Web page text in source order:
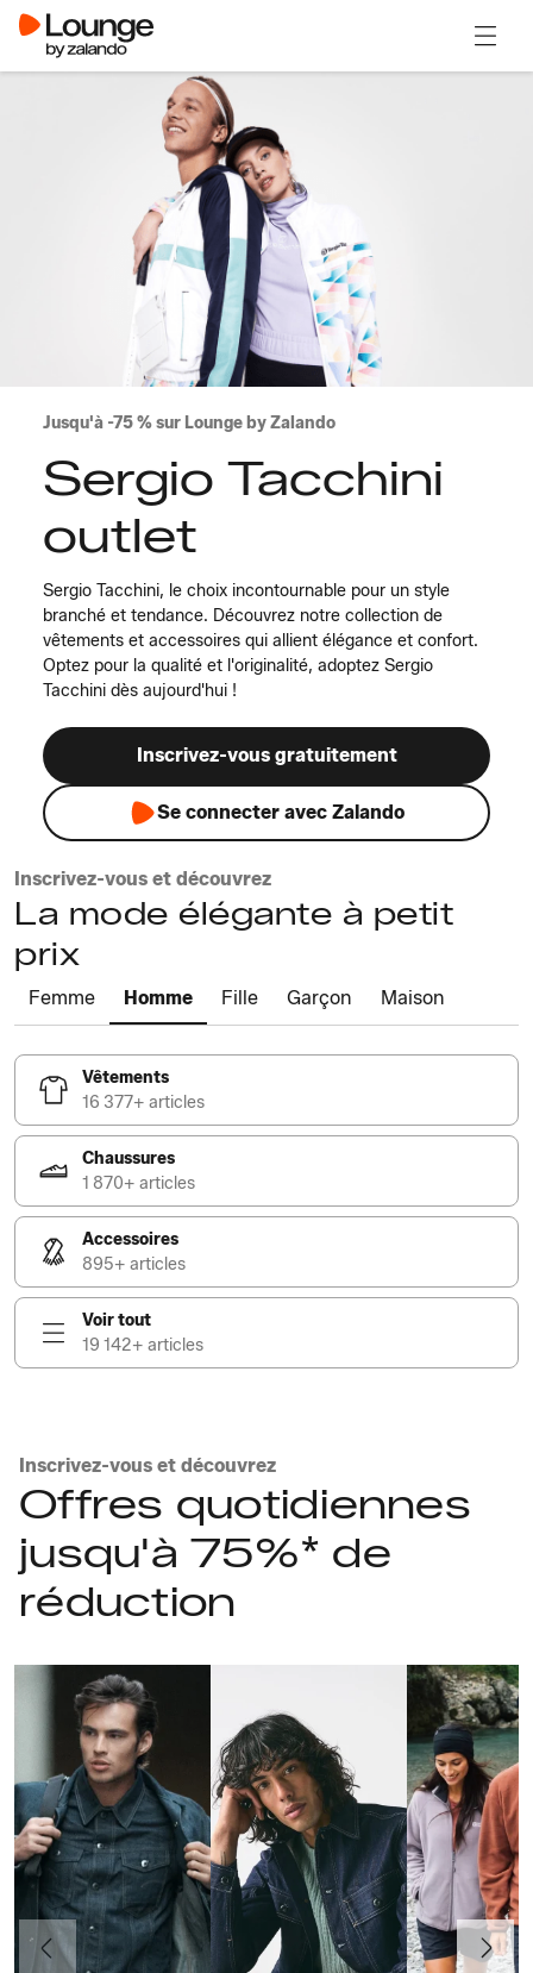
Jusqu'à -75 % sur Lounge by Zalando
Sergio Tacchini
outlet
Sergio Tacchini, le choix incontournable pour un style
branché et tendance. Découvrez notre collection de
vêtements et accessoires qui allient élégance et confort.
Optez pour la qualité et l'originalité, adoptez Sergio
Tacchini dès aujourd'hui !
Inscrivez-vous gratuitement
Se connecter avec Zalando
Inscrivez-vous et découvrez
La mode élégante à petit
prix
Femme Homme Fille Garçon Maison
Vêtements
16 377+ articles
Chaussures
1 870+ articles
Accessoires
895+ articles
Voir tout
19 142+ articles
Inscrivez-vous et découvrez
Offres quotidiennes
jusqu'à 75%* de
réduction
Précédent Suivant